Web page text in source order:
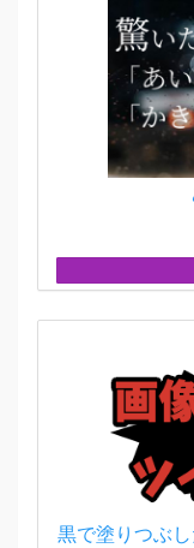
黒で塗りつぶ